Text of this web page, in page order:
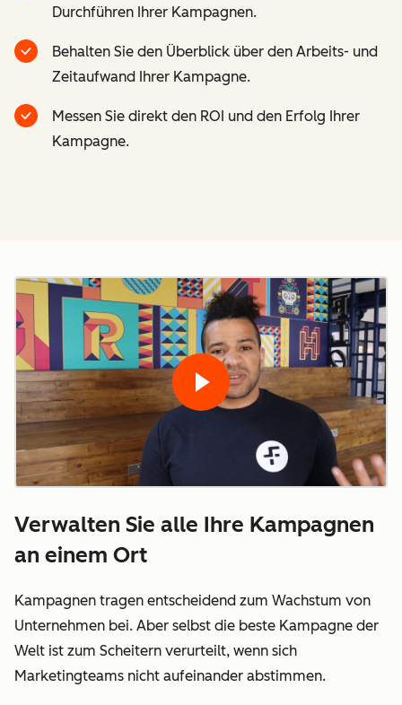
Durchführen Ihrer Kampagnen.
Behalten Sie den Überblick über den Arbeits- und
Zeitaufwand Ihrer Kampagne.
Messen Sie direkt den ROI und den Erfolg Ihrer
Kampagne.
Verwalten Sie alle Ihre Kampagnen
an einem Ort
Kampagnen tragen entscheidend zum Wachstum von
Unternehmen bei. Aber selbst die beste Kampagne der
Welt ist zum Scheitern verurteilt, wenn sich
Marketingteams nicht aufeinander abstimmen.